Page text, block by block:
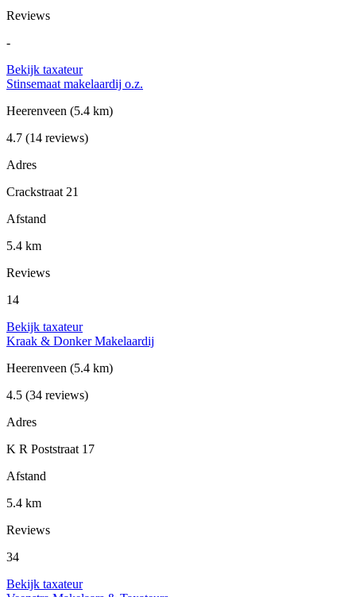
Reviews
-
Bekijk taxateur
Stinsemaat makelaardij o.z.
Heerenveen (5.4 km)
4.7 (14 reviews)
Adres
Crackstraat 21
Afstand
5.4 km
Reviews
14
Bekijk taxateur
Kraak & Donker Makelaardij
Heerenveen (5.4 km)
4.5 (34 reviews)
Adres
K R Poststraat 17
Afstand
5.4 km
Reviews
34
Bekijk taxateur